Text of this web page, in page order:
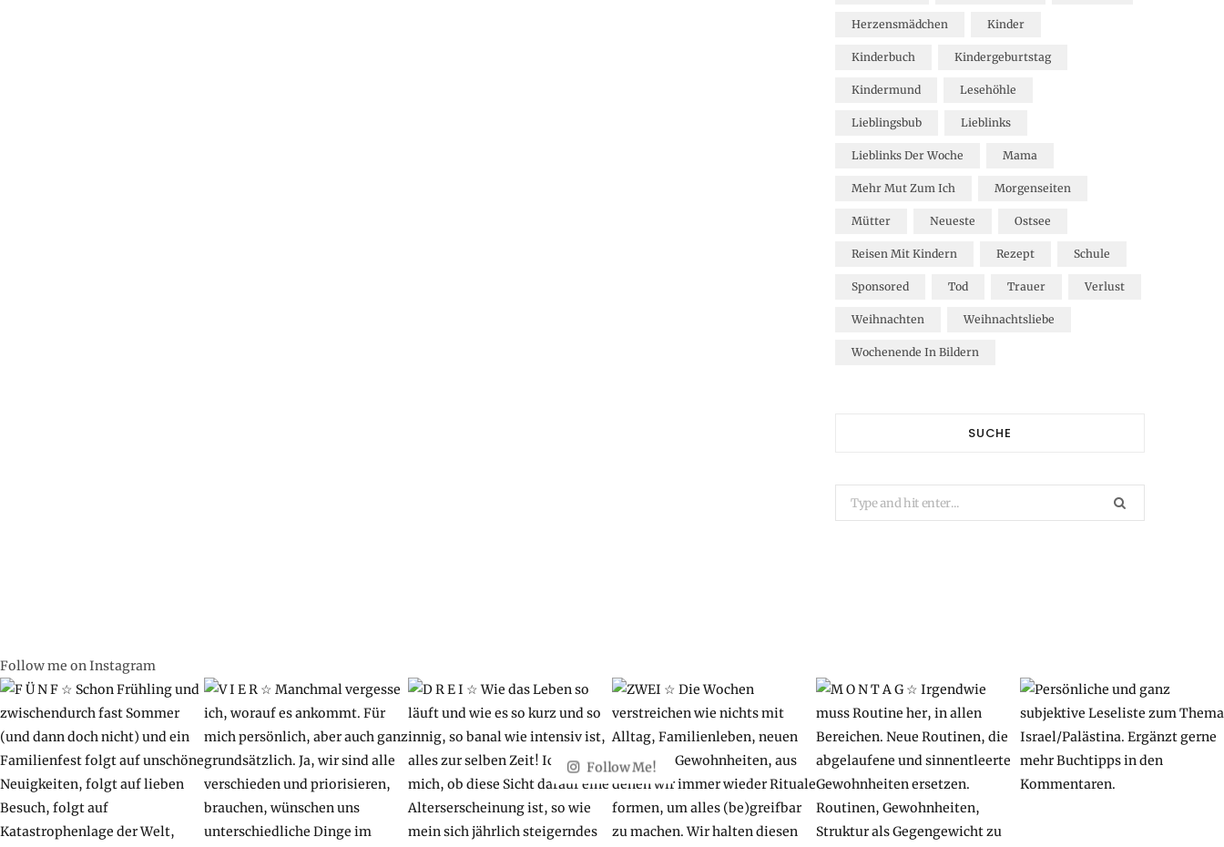
Herzensmädchen Kinder
Kinderbuch Kindergeburtstag
Kindermund Lesehöhle
Lieblingsbub Lieblinks
Lieblinks Der Woche Mama
Mehr Mut Zum Ich Morgenseiten
Mütter Neueste Ostsee
Reisen Mit Kindern Rezept Schule
Sponsored Tod Trauer Verlust
Weihnachten Weihnachtsliebe
Wochenende In Bildern
SUCHE
Search
for:
Follow me on Instagram
Follow Me!